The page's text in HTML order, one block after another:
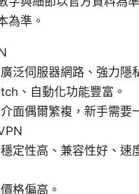
為準。
泛伺服器網路、強力隱
、自動化功能豐富。
面偶爾繁複，新手需要
定性高、兼容性好、速
格偏高。